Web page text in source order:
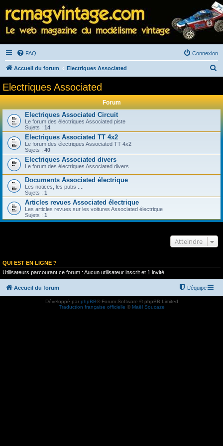
FAQ Connexion
Accueil du forum Electriques Associated
r
Electriques Associated
Forum
Electriques Associated Circuit
Le forum des électriques Associated piste
Sujets : 14
Electriques Associated TT 4x2
Le forum des électriques Associated TT 4x2
Sujets : 40
Electriques Associated divers
Le forum des électriques Associated divers
Documents Associated électrique
Les notices, les pubs ....
Sujets : 1
Articles revues Associated électrique
Les articles revues sur les voitures Associated électrique
Sujets : 1
Atteindre
QUI EST EN LIGNE ?
Utilisateurs parcourant ce forum : Aucun utilisateur inscrit et 1 invité
Accueil du forum L’équipe
Développé par phpBB® Forum Software © phpBB Limited
Traduction française officielle © Maël Soucaze